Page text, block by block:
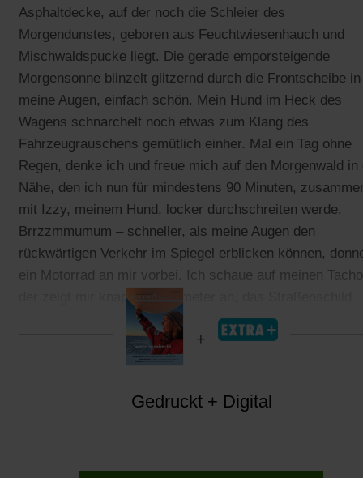
Asphaltdecke, auf der noch die Schleier des
Morgendunstes, geboren aus Feuchtwiesenhauch und
Mischwaldspucke liegt. Die gerade emporsteigende
Morgensonne blinzelt glitzernd durch die Frontscheibe in
meine Augen, einfach schön. Mein Hund im Heck des
Wagens schnarchelt noch etwas zum Klang des
Fahrzeugrauschens gemütlich einher. Mal ein Tag ohne
Regen, denke ich und freue mich auf den Morgenwald in
Nähe, den ich nun für mindestens 90 Minuten,
mit Izzy, meinem Hund, locker durchschreiten werde.
Brrzzmmumum – schneller, als meine Augen den
rückwärtigen Verkehr im Spiegel erblicken können,
ein Motorrad an mir vorbei. Ich schaue auf meinen
der zeigt mir knapp 75 Kilometer an, das Straßenschild
unweit vor mir: 70 Stundenkilometer.
Gedruckt + Digital